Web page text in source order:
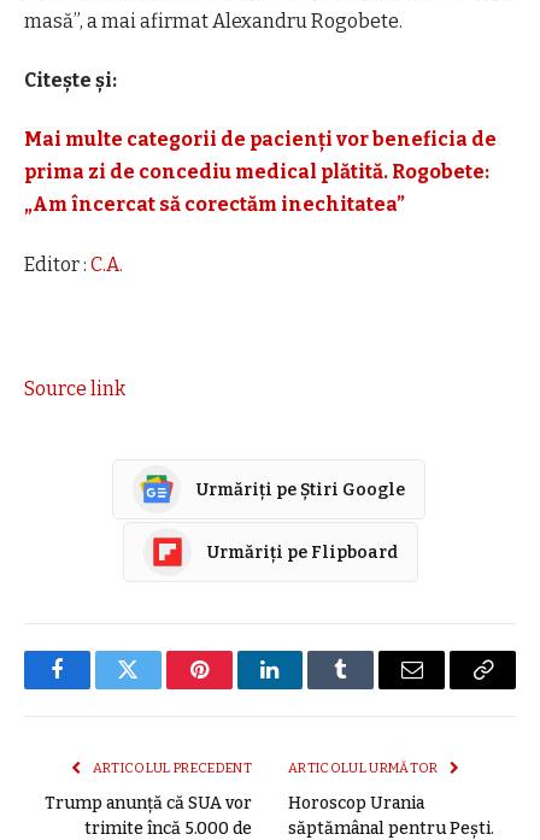
masă”, a mai afirmat Alexandru Rogobete.
Citește și:
Mai multe categorii de pacienți vor beneficia de
prima zi de concediu medical plătită. Rogobete:
„Am încercat să corectăm inechitatea”
Editor : C.A.
Source link
Urmăriți pe Știri Google
Urmăriți pe Flipboard
FacebookTwitter PinterestLinkedInTumblr E-
ARTICOLUL PRECEDENT
Trump anunță că SUA vor
trimite încă 5.000 de
ARTICOLUL URMĂTOR
Horoscop Urania
săptămânal pentru Pești.